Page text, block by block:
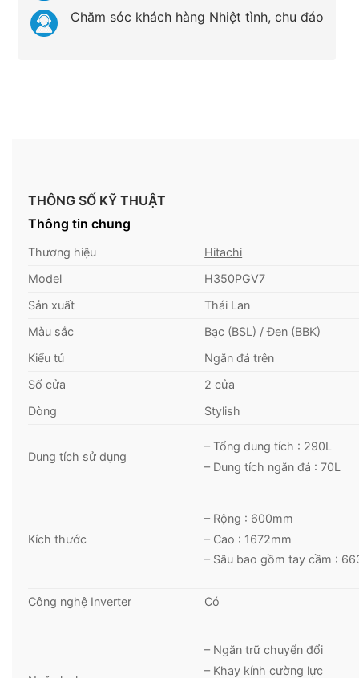
Chăm sóc khách hàng Nhiệt tình, chu đáo
THÔNG SỐ KỸ THUẬT
Thông tin chung
Thương hiệu
Hitachi
Model
H350PGV7
Sản xuất
Thái Lan
Màu sắc
Bạc (BSL) / Đen (BBK)
Kiểu tủ
Ngăn đá trên
Số cửa
2 cửa
Dòng
Stylish
Dung tích sử dụng
– Tổng dung tích : 290L
– Dung tích ngăn đá : 70L
Kích thước
– Rộng : 600mm
– Cao : 1672mm
– Sâu bao gồm tay cầm :
Công nghệ Inverter Có
– Ngăn trữ chuyển đổi
– Khay kính cường lực